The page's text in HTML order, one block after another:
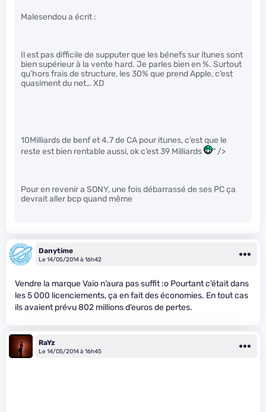
Malesendou a écrit :
Il est pas difficile de supputer que les bénefs sur itunes sont
bien supérieur à la vente hard. Je parles bien en %. Surtout
qu’hors frais de structure, les 30% que prend Apple, c’est
quasiment du net… XD
10Milliards de benf et 4.7 de CA pour itunes, c’est que le
reste est bien rentable aussi, ok c’est 39 Milliards
" />
Pour en revenir a SONY, une fois débarrassé de ses PC ça
devrait aller bcp quand même
Danytime
Le 14/05/2014 à 16h42
Vendre la marque Vaio n’aura pas suffit :o Pourtant c’était dans
les 5 000 licenciements, ça en fait des économies. En tout cas
ils avaient prévu 802 millions d’euros de pertes.
RaYz
Le 14/05/2014 à 16h45